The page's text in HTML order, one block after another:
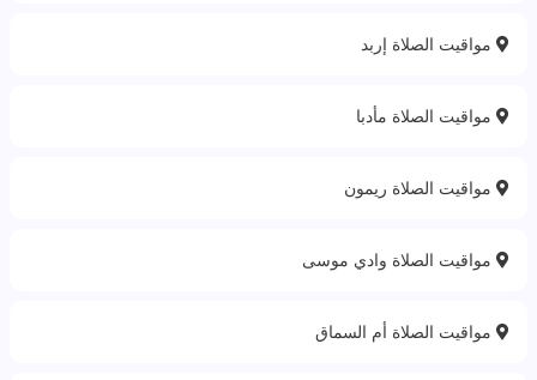
مواقيت الصلاة إربد
مواقيت الصلاة مأدبا
مواقيت الصلاة ريمون
مواقيت الصلاة وادي موسى
مواقيت الصلاة أم السماق